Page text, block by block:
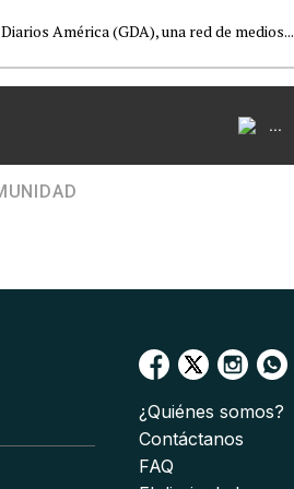
América (GDA), una red de medios...
...
¿Quiénes somos?
Contáctanos
FAQ